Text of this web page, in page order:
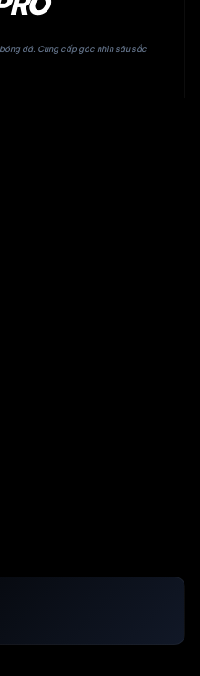
đá. Cung cấp góc nhìn sâu sắc